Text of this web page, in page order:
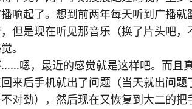
响起了。想到前两年每天听到广播
但是现在听见那音乐（换了片头吧
。
嗯，最近的感觉就是这样吧。而且
来后手机就出了问题（当天就出问
对劲），然后现在又恢复到大二的